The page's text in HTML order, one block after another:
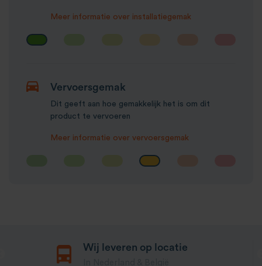
Meer informatie over installatiegemak
Vervoersgemak
Dit geeft aan hoe gemakkelijk het is om dit
product te vervoeren
Meer informatie over vervoersgemak
Wij leveren op locatie